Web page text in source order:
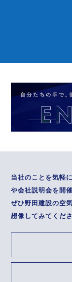
当社のことを気軽
や会社説明会を開
ぜひ野田建設の空
想像してみてくださ